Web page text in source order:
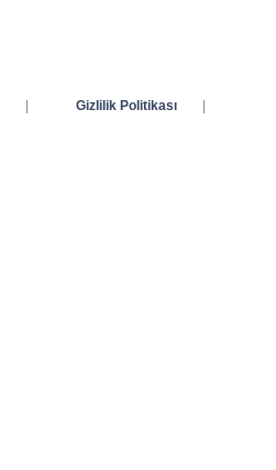
| Gizlilik Politikası
|